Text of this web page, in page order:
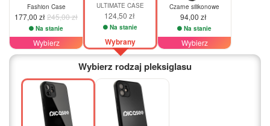
Fashion Case
177,00 zł 245,00 zł
Na stanie
Wybierz
ULTIMATE CASE
124,50 zł
Na stanie
Wybrany
Czarne silikonowe
94,00 zł
Na stanie
Wybierz
Wybierz rodzaj pleksiglasu